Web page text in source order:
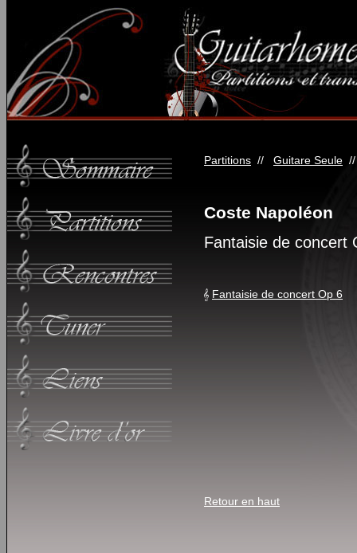
Partitions // Guitare Seule
Coste Napoléon
Fantaisie de concert
Fantaisie de concert Op 6
Retour en haut